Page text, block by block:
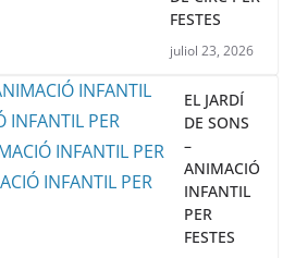
FESTES
juliol 23, 2026
EL JARDÍ
DE SONS
–
ANIMACIÓ
INFANTIL
PER
FESTES